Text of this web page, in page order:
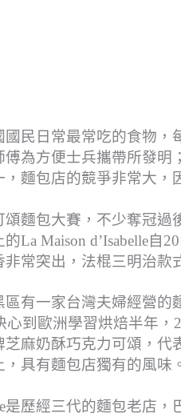
國民日常最常吃的食物
傅為方便士兵攜帶所發
麵包店的競爭非常大，
頌麵包大賽，不少奪冠
La Maison d’Isabelle
常突出，法棍三明治款
有一家台灣夫婦經營的
心到歐洲學習烘焙半年
芝麻奶酥巧克力可頌，
具有麵包店獨有的風味。
是歷經三代的麵包老店，